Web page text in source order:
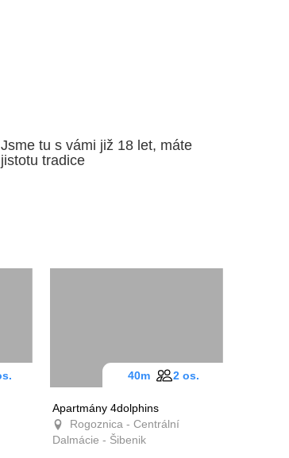
Jsme tu s vámi již 18 let, máte
jistotu tradice
os.
Apartmány 4dolphins
Rogoznica - Centrální
Dalmácie - Šibenik
40m 2 os.